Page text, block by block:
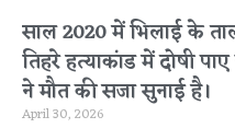
साल 2020 में भिलाई के
तिहरे हत्याकांड में दोषी
ने मौत की सजा सुनाई है।
April 30, 2026